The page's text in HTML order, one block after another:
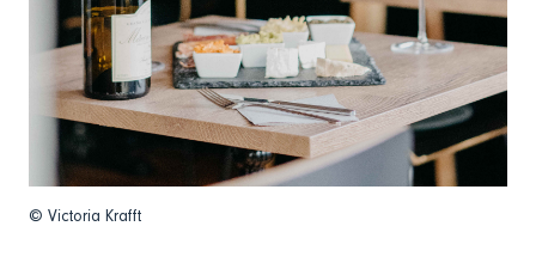
© Victoria Krafft